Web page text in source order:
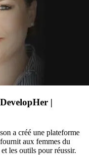
|
a créé une plateforme
aux femmes du
les outils pour réussir.